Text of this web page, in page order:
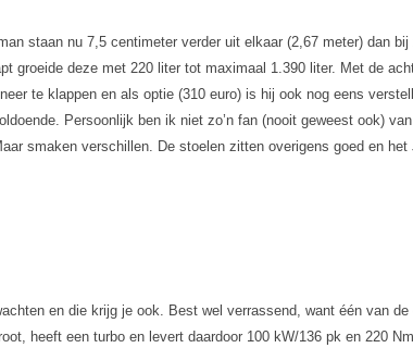
staan nu 7,5 centimeter verder uit elkaar (2,67 meter) dan
groeide deze met 220 liter tot maximaal 1.390 liter. Met de
te klappen en als optie (310 euro) is hij ook nog eens
Persoonlijk ben ik niet zo’n fan (nooit geweest ook)
smaken verschillen. De stoelen zitten overigens goed en het
en die krijg je ook. Best wel verrassend, want één van
heeft een turbo en levert daardoor 100 kW/136 pk en 220